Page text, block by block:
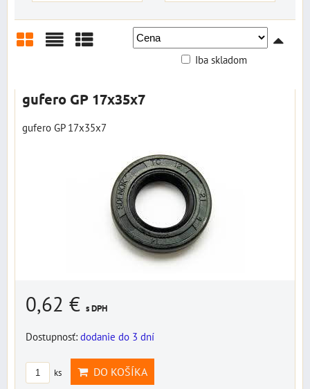
Iba skladom
gufero GP 17x35x7
gufero GP 17x35x7
0,62 € s DPH
Dostupnosť: dodanie do 3 dní
ks DO KOŠÍKA